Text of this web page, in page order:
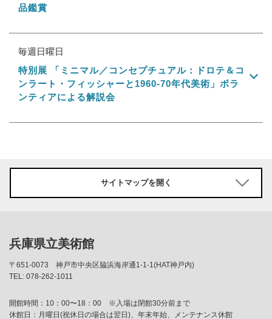
品鑑賞
毎週日曜日
特別展 「ミニマル／コンセプチュアル：ドロテ＆コ
ンラート・フィッシャーと1960-70年代美術」ボラ
ンティアによる解説会
サイトマップを開く
兵庫県立美術館
〒651-0073 神戸市中央区脇浜海岸通1-1-1(HAT神戸内)
TEL: 078-262-1011
開館時間：10：00〜18：00 ※入場は閉館30分前まで
休館日：月曜日(祝休日の場合は翌日)、年末年始、メンテナンス休館